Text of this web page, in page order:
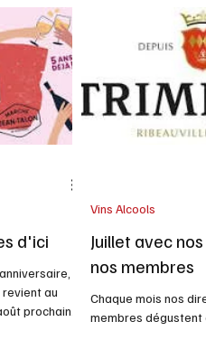
règne de
d’été
élaboré en
Vin du Pape
la porte
L'AOC a 90
débute en
visitait du vignoble
organisée par la
directeurs des
toute la semaine
vignoble de
une superficie de 40
dans la régio
d'ici
au
prochains.
Juillet avec
nos membres
Chaque mois nos
membres dégustent
Vins Alcools